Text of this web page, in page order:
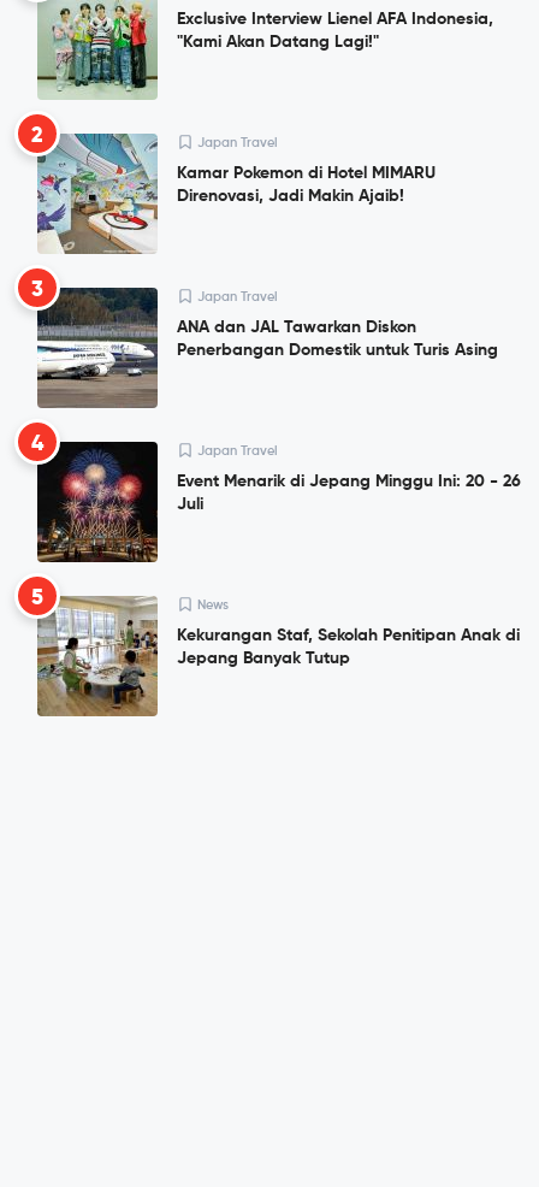
Exclusive Interview Lienel AFA Indonesia,
"Kami Akan Datang Lagi!"
2 Japan Travel
Kamar Pokemon di Hotel MIMARU
Direnovasi, Jadi Makin Ajaib!
3 Japan Travel
ANA dan JAL Tawarkan Diskon
Penerbangan Domestik untuk Turis Asing
4 Japan Travel
Event Menarik di Jepang Minggu Ini: 20 - 26
Juli
5 News
Kekurangan Staf, Sekolah Penitipan Anak di
Jepang Banyak Tutup